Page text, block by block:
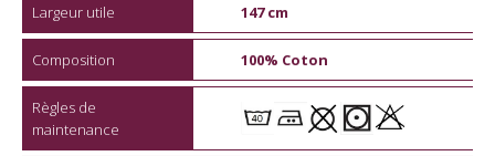
Largeur utile 147 cm
Composition 100% Coton
Règles de
maintenance